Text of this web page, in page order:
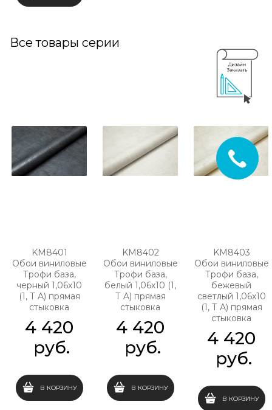
Все товары серии
KM8401
Обои виниловые
Трофи база,
черный 1,06х10
(1, Т A) прямая
стыковка
4 420
руб.
В КОРЗИНУ
KM8402
Обои виниловые
Трофи база,
белый 1,06х10 (1,
Т A) прямая
стыковка
4 420
руб.
В КОРЗИНУ
KM8403
Обои виниловые
Трофи база,
бежевый
светлый 1,06х10
(1, Т A) прямая
стыковка
4 420
руб.
В КОРЗИНУ